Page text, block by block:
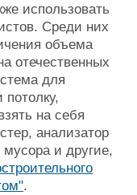
использовать
Среди них
объема
отечественных
для
на себя
анализатор
и другие,
.